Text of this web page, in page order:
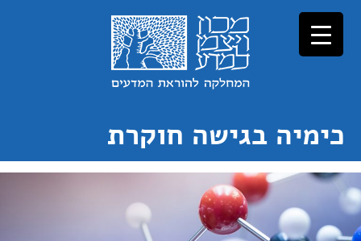
כימיה בגישה חוקרת